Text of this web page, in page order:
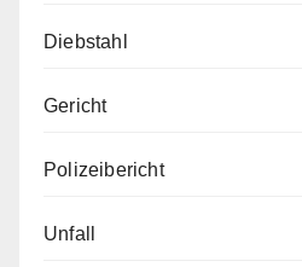
Diebstahl
Gericht
Polizeibericht
Unfall